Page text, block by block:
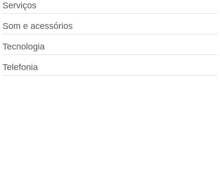
Serviços
Som e acessórios
Tecnologia
Telefonia